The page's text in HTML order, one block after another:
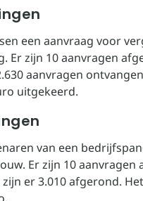
een aanvraag voor
Er zijn 10 aanvragen
aanvragen
uitgekeerd.
van een
Er zijn 10 aanvragen
er 3.010 afgerond.